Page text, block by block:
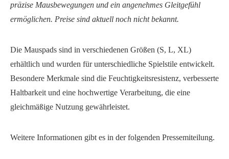
präzise Mausbewegungen und ein angenehmes Gleitgefühl
ermöglichen. Preise sind aktuell noch nicht bekannt.
Die Mauspads sind in verschiedenen Größen (S, L, XL)
erhältlich und wurden für unterschiedliche Spielstile entwickelt.
Besondere Merkmale sind die Feuchtigkeitsresistenz, verbesserte
Haltbarkeit und eine hochwertige Verarbeitung, die eine
gleichmäßige Nutzung gewährleistet.
Weitere Informationen gibt es in der folgenden Pressemiteilung.